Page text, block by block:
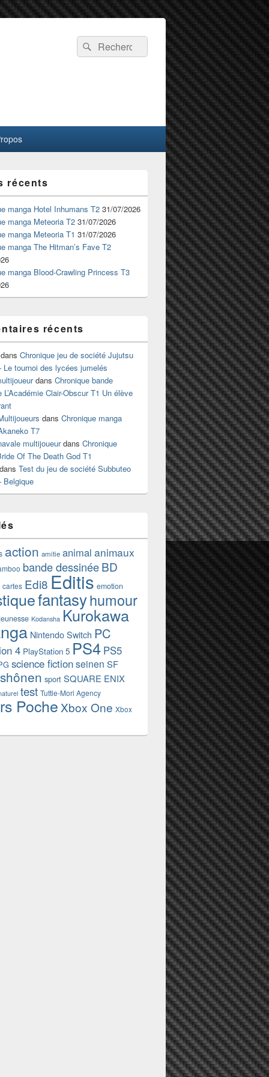
Recherche :
Rechercher
récents
manga Hotel Inhumans T2 31/07/2026
manga Meteoria T2 31/07/2026
manga Meteoria T1 31/07/2026
manga The Hitman’s Fave T2
manga Blood-Crawling Princess T3
récents
dans Chronique jeu de société Jujutsu
Le tournoi des lycées jumelés
dans Chronique bande
L’Académie Clair-Obscur T1 Un élève
dans Chronique manga
T7
multijoueurdans Chronique
Of The Death God T1
dans Test du jeu de société Subbuteo
Belgique
action amitie animal animaux
bande dessinéeBD
cartes Edi8 Editis emotion
fantasyhumour
Kodansha Kurokawa
Nintendo Switch PC
4 PlayStation 5 PS4 PS5
science fictionseinen SF
shônen sport SQUARE ENIX
test Tuttle-Mori Agency
Poche Xbox One Xbox